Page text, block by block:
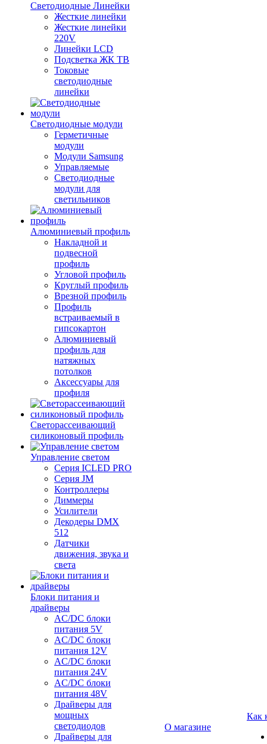
Светодиодные Линейки
Жесткие линейки
Жесткие линейки
220V
Линейки LCD
Подсветка ЖК ТВ
Токовые
светодиодные
линейки
Светодиодные модули
Герметичные
модули
Модули Samsung
Управляемые
Светодиодные
модули для
светильников
Алюминиевый профиль
Накладной и
подвесной
профиль
Угловой профиль
Круглый профиль
Врезной профиль
Профиль
встраиваемый в
гипсокартон
Алюминиевый
профиль для
натяжных
потолков
Аксессуары для
профиля
Светорассеивающий
силиконовый профиль
Управление светом
Серия ICLED PRO
Серия JM
Контроллеры
Диммеры
Усилители
Декодеры DMX
512
Датчики
движения, звука и
света
Блоки питания и
драйверы
AC/DC блоки
питания 5V
AC/DC блоки
питания 12V
AC/DC блоки
питания 24V
AC/DC блоки
питания 48V
Драйверы для
мощных
светодиодов
Драйверы для
О магазине
Как